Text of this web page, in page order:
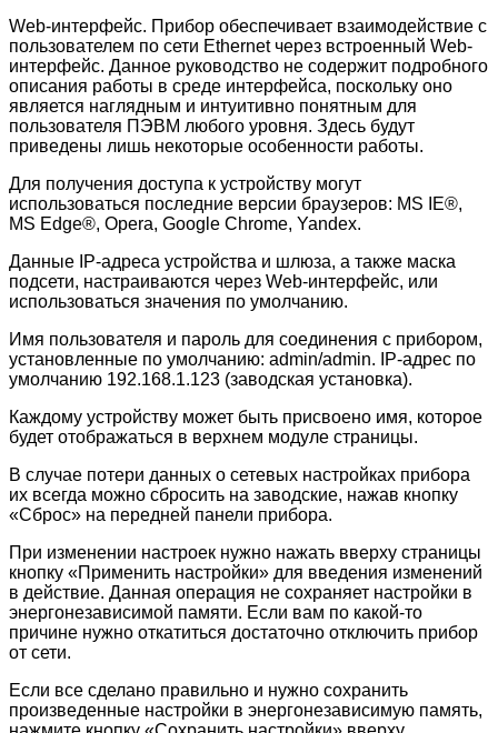
Web-интерфейс. Прибор обеспечивает взаимодействие с
пользователем по сети Ethernet через встроенный Web-
интерфейс. Данное руководство не содержит подробного
описания работы в среде интерфейса, поскольку оно
является наглядным и интуитивно понятным для
пользователя ПЭВМ любого уровня. Здесь будут
приведены лишь некоторые особенности работы.
Для получения доступа к устройству могут
использоваться последние версии браузеров: MS IE®,
MS Edge®, Opera, Google Chrome, Yandex.
Данные IP-адреса устройства и шлюза, а также маска
подсети, настраиваются через Web-интерфейс, или
использоваться значения по умолчанию.
Имя пользователя и пароль для соединения с прибором,
установленные по умолчанию: admin/admin. IP-адрес по
умолчанию 192.168.1.123 (заводская установка).
Каждому устройству может быть присвоено имя, которое
будет отображаться в верхнем модуле страницы.
В случае потери данных о сетевых настройках прибора
их всегда можно сбросить на заводские, нажав кнопку
«Сброс» на передней панели прибора.
При изменении настроек нужно нажать вверху страницы
кнопку «Применить настройки» для введения изменений
в действие. Данная операция не сохраняет настройки в
энергонезависимой памяти. Если вам по какой-то
причине нужно откатиться достаточно отключить прибор
от сети.
Если все сделано правильно и нужно сохранить
произведенные настройки в энергонезависимую память,